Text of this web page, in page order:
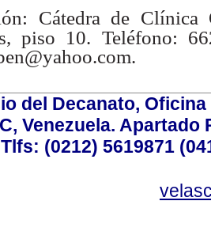
Cátedra de Clínica
piso 10. Teléfono:
del Decanato,
Venezuela. Apartado
Tlfs: (0212) 5619871